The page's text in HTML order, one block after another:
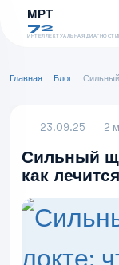
МРТ
72
ИНТЕЛЛЕКТУАЛЬНАЯ
Главная Блог Сильный
23.09.25 2
Сильный
как